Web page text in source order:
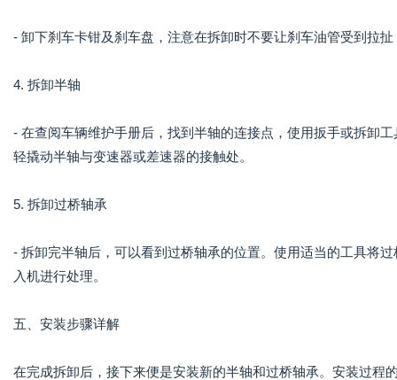
- 卸下刹车卡钳及刹车盘，注意在拆卸时不要让刹车油管受到拉
4. 拆卸半轴
- 在查阅车辆维护手册后，找到半轴的连接点，使用扳手或拆卸
轻撬动半轴与变速器或差速器的接触处。
5. 拆卸过桥轴承
- 拆卸完半轴后，可以看到过桥轴承的位置。使用适当的工具将
入机进行处理。
五、安装步骤详解
在完成拆卸后，接下来便是安装新的半轴和过桥轴承。安装过程